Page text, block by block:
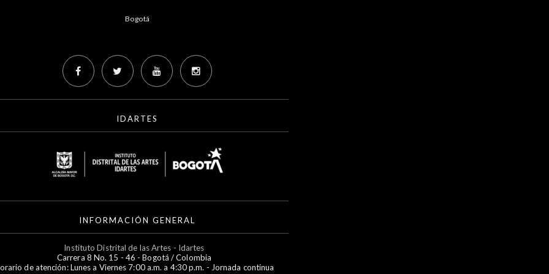
Bogotá
IDARTES
INFORMACIÓN GENERAL
Instituto Distrital de las Artes - Idartes
Carrera 8 No. 15 - 46 - Bogotá / Colombia
de atención: Lunes a Viernes 7:00 a.m. a 4:30 p.m. - Jornada continua